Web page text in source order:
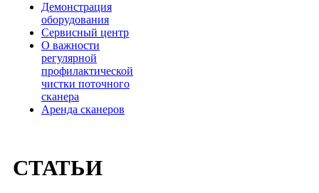
Демонстрация
оборудования
Сервисный центр
О важности
регулярной
профилактической
чистки поточного
сканера
Аренда сканеров
СТАТЬИ